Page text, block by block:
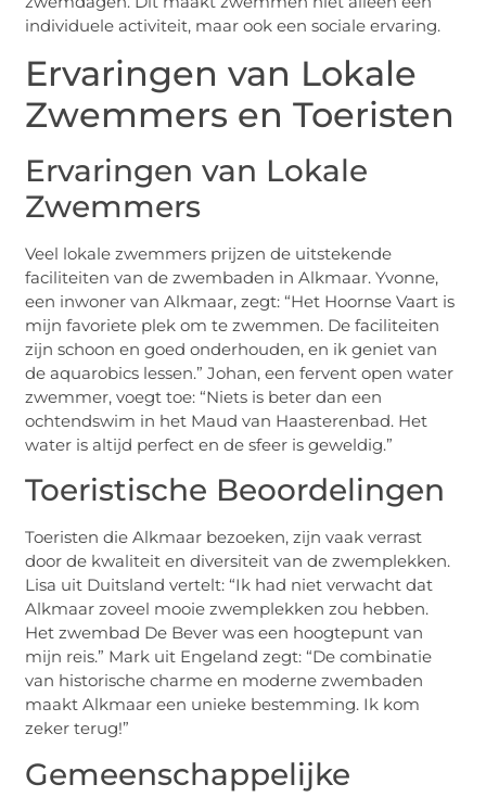
individuele activiteit, maar ook een sociale ervaring.
Ervaringen van Lokale
Zwemmers en Toeristen
Ervaringen van Lokale
Zwemmers
Veel lokale zwemmers prijzen de uitstekende
faciliteiten van de zwembaden in Alkmaar. Yvonne,
een inwoner van Alkmaar, zegt: “Het Hoornse Vaart is
mijn favoriete plek om te zwemmen. De faciliteiten
zijn schoon en goed onderhouden, en ik geniet van
de aquarobics lessen.” Johan, een fervent open water
zwemmer, voegt toe: “Niets is beter dan een
ochtendswim in het Maud van Haasterenbad. Het
water is altijd perfect en de sfeer is geweldig.”
Toeristische Beoordelingen
Toeristen die Alkmaar bezoeken, zijn vaak verrast
door de kwaliteit en diversiteit van de zwemplekken.
Lisa uit Duitsland vertelt: “Ik had niet verwacht dat
Alkmaar zoveel mooie zwemplekken zou hebben.
Het zwembad De Bever was een hoogtepunt van
mijn reis.” Mark uit Engeland zegt: “De combinatie
van historische charme en moderne zwembaden
maakt Alkmaar een unieke bestemming. Ik kom
zeker terug!”
Gemeenschappelijke